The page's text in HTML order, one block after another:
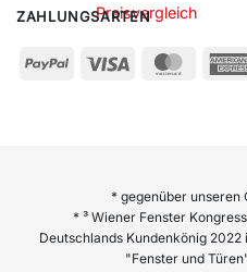
ZAHLUNGSARTEN
* gegenüber unseren
* ³ Wiener Fenster
Deutschlands Kundenkönig
"Fenster und